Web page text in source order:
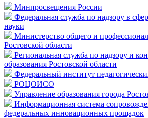
Минпросвещения России
Федеральная служба по надзору в
науки
Министерство общего и
Ростовской области
Региональная служба по надзору и
образования Ростовской области
Федеральный институт
РОЦОИСО
Управление образования города
Информационная система
федеральных инновационных прощадок